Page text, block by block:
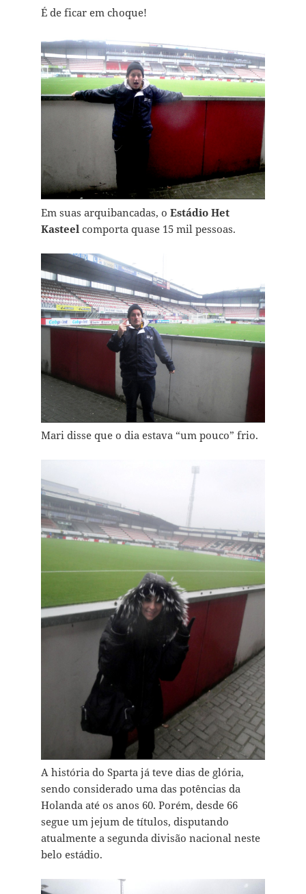
É de ficar em choque!
Em suas arquibancadas, o Estádio Het
Kasteel comporta quase 15 mil pessoas.
Mari disse que o dia estava “um pouco” frio.
A história do Sparta já teve dias de glória,
sendo considerado uma das potências da
Holanda até os anos 60. Porém, desde 66
segue um jejum de títulos, disputando
atualmente a segunda divisão nacional neste
belo estádio.